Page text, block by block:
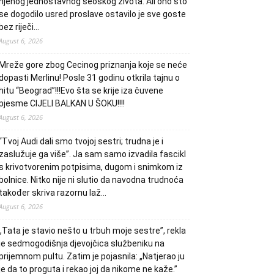
dogodilo usred proslave ostavilo je sve goste
bez riječi…
6, 2026
Mreže gore zbog Cecinog priznanja koje se neće
Merlinu! Posle 31 godinu otkrila tajnu o
hitu “Beograd”!!!Evo šta se krije iza čuvene
CIJELI BALKAN U ŠOKU!!!!
6, 2026
Audi dali smo tvojoj sestri; trudna je i
zaslužuje ga više”. Ja sam samo izvadila fascikl
krivotvorenim potpisima, dugom i snimkom iz
bolnice. Nitko nije ni slutio da navodna trudnoća
također skriva razornu laž…
6, 2026
je stavio nešto u trbuh moje sestre”, rekla
sedmogodišnja djevojčica službeniku na
pultu. Zatim je pojasnila: „Natjerao ju
da to proguta i rekao joj da nikome ne kaže.”